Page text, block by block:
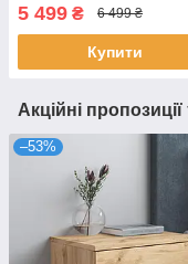
120×40×98 см - для
спальні, вітальні,
передпокою
5 499 ₴ 6 499 ₴
Купити
Акційні
–53%